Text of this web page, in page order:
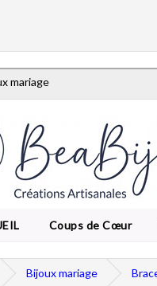
mariage
Coups de Cœur
Bijoux mariage